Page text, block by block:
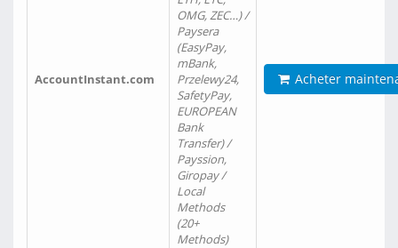
AccountInstant.com
OMG, ZEC…) /
Paysera
(EasyPay,
mBank,
Przelewy24,
SafetyPay,
EUROPEAN
Bank
Transfer) /
Payssion,
Giropay /
Local
Methods
(20+
Methods)
Acheter